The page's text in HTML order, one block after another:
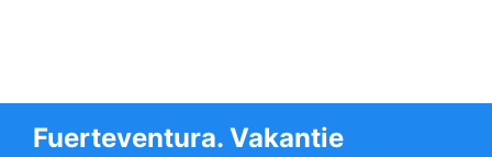
Fuerteventura. Vakantie